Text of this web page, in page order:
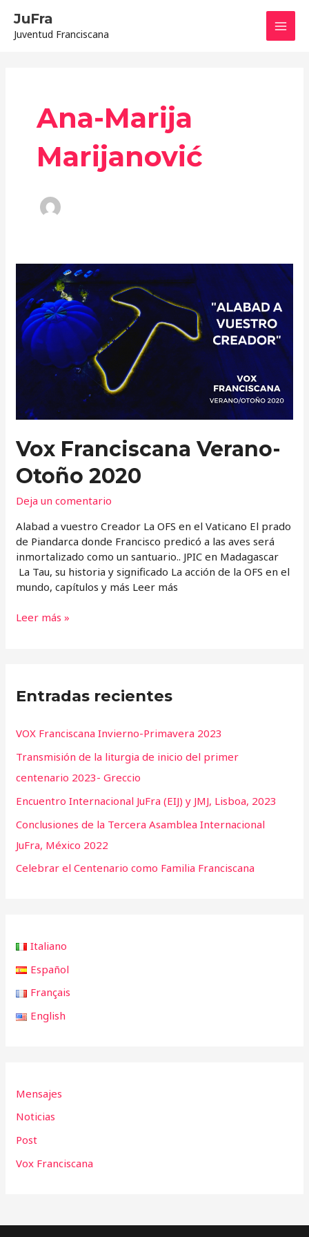
contenido
JuFra
Juventud Franciscana
Main
Ana-Marija
Marijanović
Vox Franciscana Verano-
Otoño 2020
Deja un comentario
Alabad a vuestro Creador La OFS en el Vaticano El prado
de Piandarca donde Francisco predicó a las aves será
inmortalizado como un santuario.. JPIC en Madagascar
La Tau, su historia y significado La acción de la OFS en el
mundo, capítulos y más Leer más
Franciscana
Verano-
Otoño
2020
Leer más »
Entradas recientes
VOX Franciscana Invierno-Primavera 2023
Transmisión de la liturgia de inicio del primer
centenario 2023- Greccio
Encuentro Internacional JuFra (EIJ) y JMJ, Lisboa, 2023
Conclusiones de la Tercera Asamblea Internacional
JuFra, México 2022
Celebrar el Centenario como Familia Franciscana
Italiano
Español
Français
English
Mensajes
Noticias
Post
Vox Franciscana